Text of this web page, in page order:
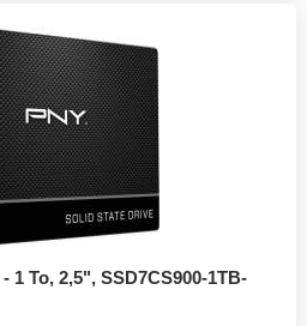
1 To, 2,5", SSD7CS900-1TB-